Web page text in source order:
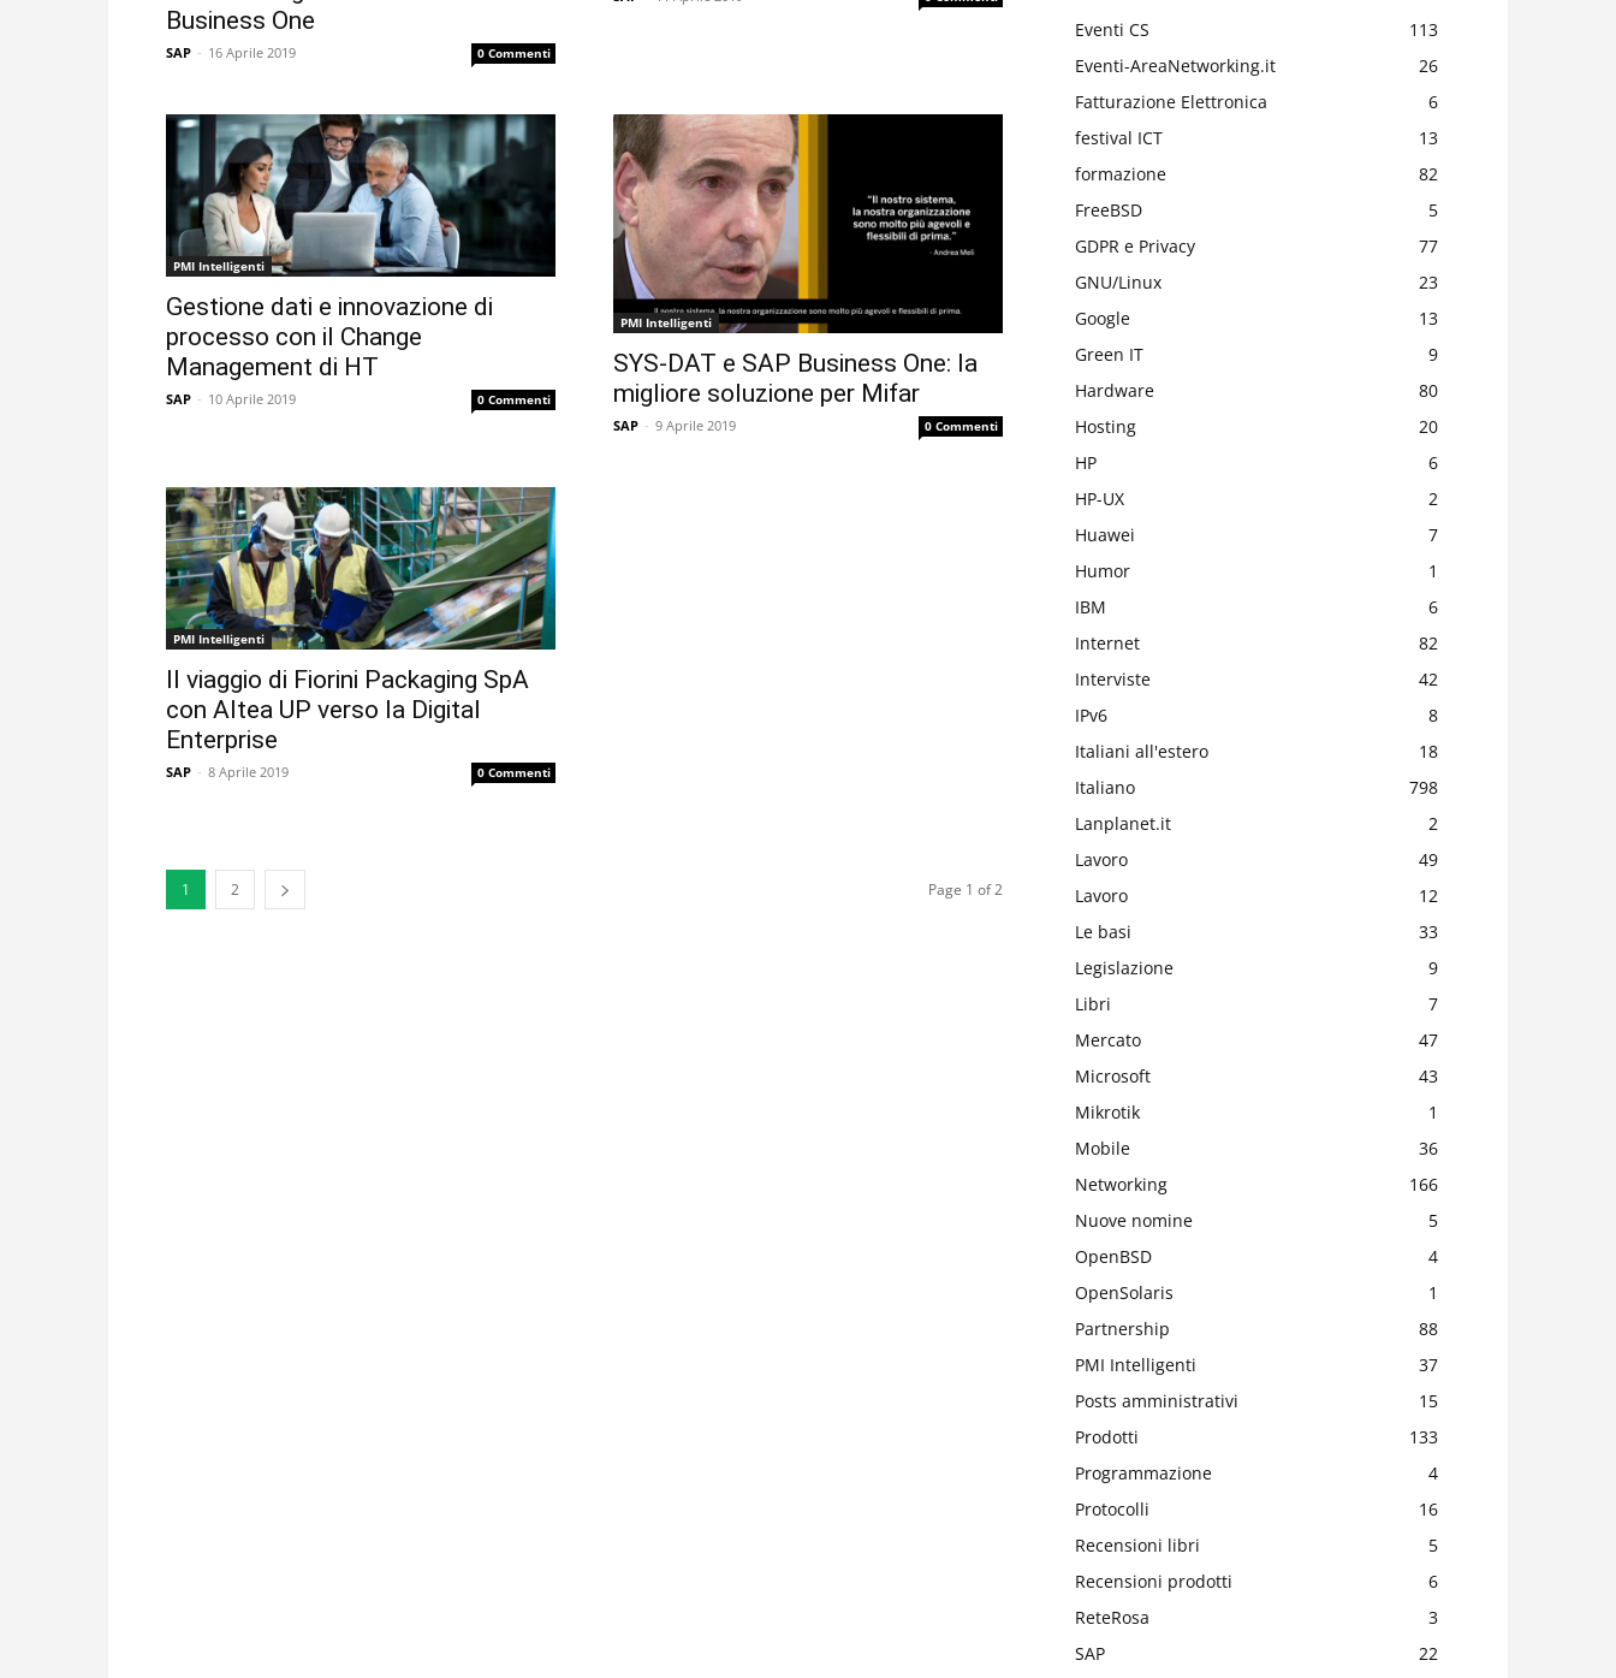
Business One
SAP - 16 Aprile 2019 0 Commenti
PMI Intelligenti
Gestione dati e innovazione di
processo con il Change
Management di HT
SAP - 10 Aprile 2019 0 Commenti
PMI Intelligenti
SYS-DAT e SAP Business One: la
migliore soluzione per Mifar
SAP - 9 Aprile 2019 0 Commenti
PMI Intelligenti
Il viaggio di Fiorini Packaging SpA
con Altea UP verso la Digital
Enterprise
SAP - 8 Aprile 2019 0 Commenti
1 2 Page 1 of 2
Eventi CS
113
Eventi-AreaNetworking.it
26
Fatturazione Elettronica
6
festival ICT
13
formazione
82
FreeBSD
5
GDPR e Privacy
77
GNU/Linux
23
Google
13
Green IT
9
Hardware
80
Hosting
20
HP
6
HP-UX
2
Huawei
7
Humor
1
IBM
6
Internet
82
Interviste
42
IPv6
8
Italiani all'estero
18
Italiano
798
Lanplanet.it
2
Lavoro
49
Lavoro
12
Le basi
33
Legislazione
9
Libri
7
Mercato
47
Microsoft
43
Mikrotik
1
Mobile
36
Networking
166
Nuove nomine
5
OpenBSD
4
OpenSolaris
1
Partnership
88
PMI Intelligenti
37
Posts amministrativi
15
Prodotti
133
Programmazione
4
Protocolli
16
Recensioni libri
5
Recensioni prodotti
6
ReteRosa
3
SAP
22